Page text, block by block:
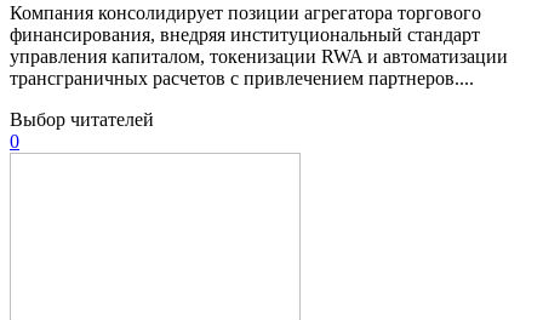
Компания консолидирует позиции агрегатора торгового
финансирования, внедряя институциональный стандарт
управления капиталом, токенизации RWA и автоматизации
трансграничных расчетов с привлечением партнеров....
Выбор читателей
0